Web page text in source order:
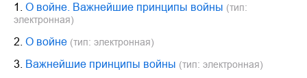
1. О войне. Важнейшие принципы войны (тип:
электронная)
2. О войне (тип: электронная)
3. Важнейшие принципы войны (тип: электронная)